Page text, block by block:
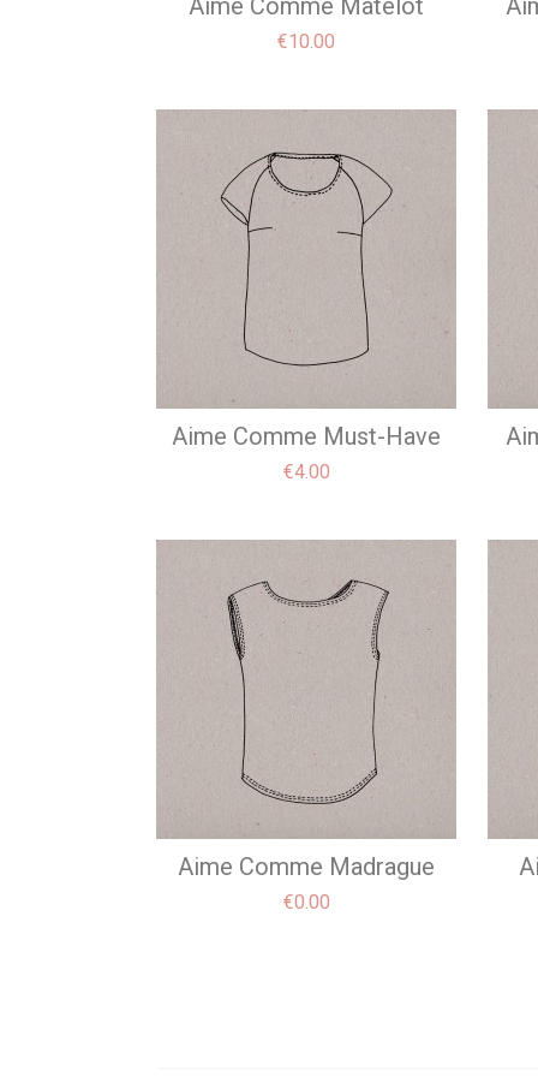
Aime Comme Matelot
Price
€10.00
Aime Comme Must-Have
Price
€4.00
Aime Comme Madrague
Price
€0.00